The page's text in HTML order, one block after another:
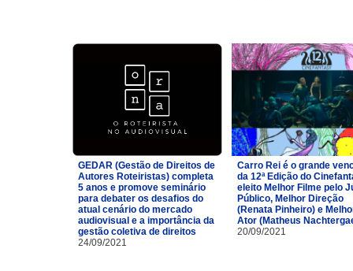
GEDAR (Gestão de Direitos de
Autores Roteiristas) completa
5 anos e promove seminário
para debater os desafios do
atual cenário do mercado
audiovisual e a importância da
gestão coletiva de direitos
24/09/2021
Carro Rei é o grande
da 12ª Edição do
eleito Melhor Filme pelo
Público, Melhor Direção
(Renata Pinheiro) e
Ator (Matheus
20/09/2021